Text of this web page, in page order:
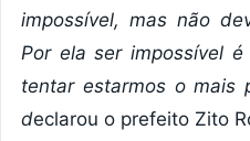
impossível, mas não
Por ela ser impossível
tentar estarmos o mais
declarou o prefeito Zito